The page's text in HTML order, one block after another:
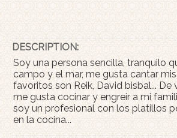
DESCRIPTION:
Soy una persona sencilla, tranquilo
campo y el mar, me gusta cantar
favoritos son Reik, David bisbal... De
me gusta cocinar y engreir a mi
soy un profesional con los platillos
en la cocina...